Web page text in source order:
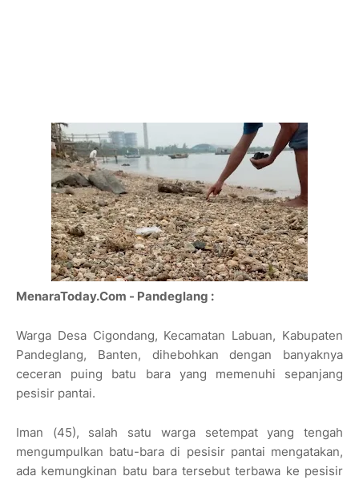
MenaraToday.Com - Pandeglang :
Warga Desa Cigondang, Kecamatan Labuan, Kabupaten
Pandeglang, Banten, dihebohkan dengan banyaknya
ceceran puing batu bara yang memenuhi sepanjang
pesisir pantai.
Iman (45), salah satu warga setempat yang tengah
mengumpulkan batu-bara di pesisir pantai mengatakan,
ada kemungkinan batu bara tersebut terbawa ke pesisir